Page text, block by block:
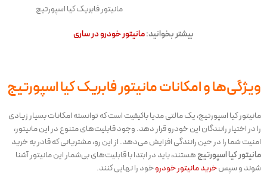
مانیتور فابریک کیا اسپورتیج
بیشتر بخوانید:مانیتور خودرو در ساری
ویژگی‌ها و امکانات مانیتور فابریک کیا اسپورتیج
مانیتور کیا اسپورتیج، یک مالتی مدیا باکیفیت است که توانسته امکانات بسیار زیادی
را در اختیار رانندگان این خودرو قرار دهد. وجود قابلیت‌های متنوع در این مانیتور،
امنیت شما را در حین رانندگی افزایش می‌دهد. از این رو، مشتریانی که قادر به خرید
مانیتور کیا اسپورتیجهستند، باید در ابتدا با قابلیت‌های بی‌شمار این مانیتور آشنا
شوند و سپسخرید مانیتور خودروخود را نهایی کنند.